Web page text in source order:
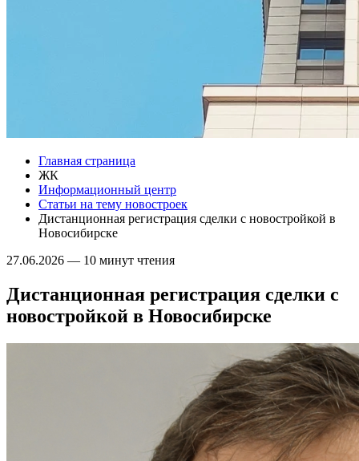
Главная страница
ЖК
Информационный центр
Статьи на тему новостроек
Дистанционная регистрация сделки с новостройкой в
Новосибирске
27.06.2026 — 10 минут чтения
Дистанционная регистрация сделки с
новостройкой в Новосибирске